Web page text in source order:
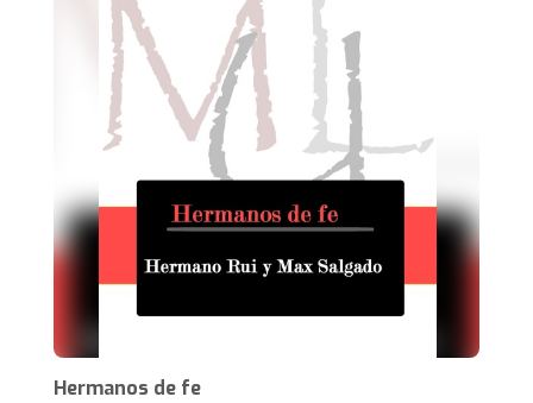
Hermanos de fe